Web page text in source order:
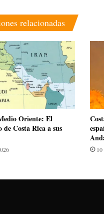
relacionadas
Oriente: El
de Costa Rica a sus